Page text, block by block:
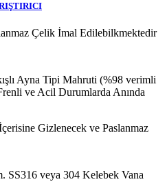
Çelik İmal Edilebilkmektedir
Ayna Tipi Mahruti (%98 verimli
ve Acil Durumlarda Anında
Gizlenecek ve Paslanmaz
SS316 veya 304 Kelebek Vana